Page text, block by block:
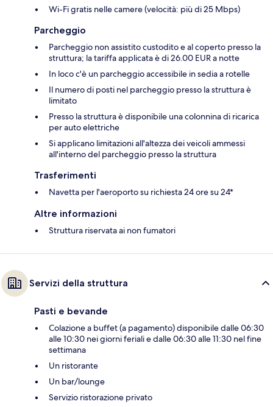
Wi-Fi gratis nelle camere (velocità: più di 25 Mbps)
Parcheggio
Parcheggio non assistito custodito e al coperto presso la
struttura; la tariffa applicata è di 26.00 EUR a notte
In loco c'è un parcheggio accessibile in sedia a rotelle
Il numero di posti nel parcheggio presso la struttura è
limitato
Presso la struttura è disponibile una colonnina di ricarica
per auto elettriche
Si applicano limitazioni all'altezza dei veicoli ammessi
all'interno del parcheggio presso la struttura
Trasferimenti
Navetta per l'aeroporto su richiesta 24 ore su 24*
Altre informazioni
Struttura riservata ai non fumatori
Servizi della struttura
Pasti e bevande
Colazione a buffet (a pagamento) disponibile dalle 06:30
alle 10:30 nei giorni feriali e dalle 06:30 alle 11:30 nel fine
settimana
Un ristorante
Un bar/lounge
Servizio ristorazione privato